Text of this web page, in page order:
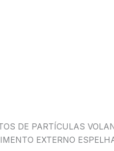
DE PARTÍCULAS
EXTERNO